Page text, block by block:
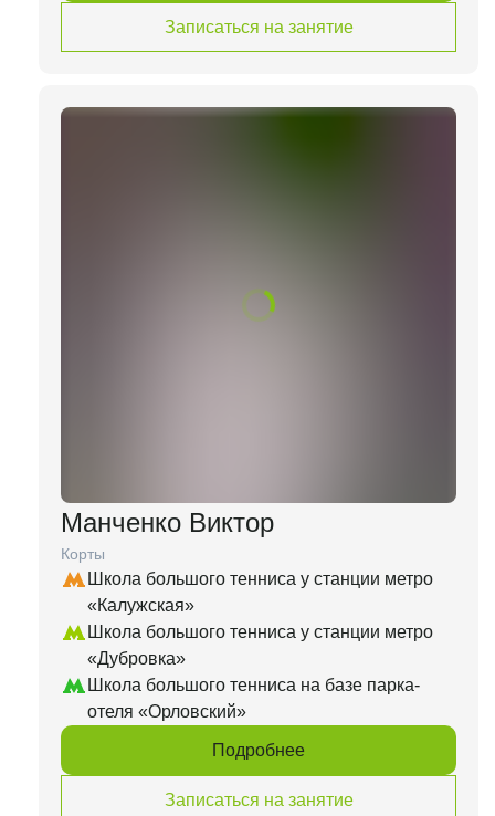
Записаться на занятие
Манченко Виктор
Корты
Школа большого тенниса у станции метро
«Калужская»
Школа большого тенниса у станции метро
«Дубровка»
Школа большого тенниса на базе парка-
отеля «Орловский»
Подробнее
Записаться на занятие